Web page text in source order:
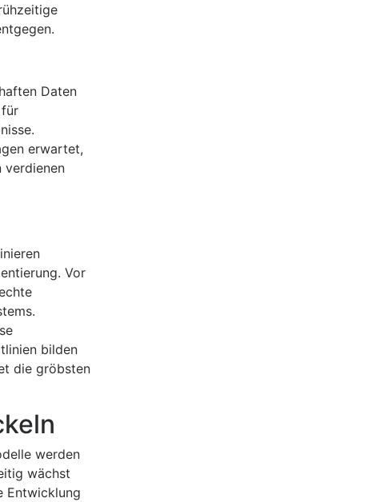
Daten
erwartet,
verdienen
Vor
bilden
die gröbsten
werden
wächst
Entwicklung